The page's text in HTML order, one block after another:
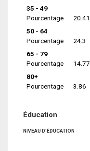
35 - 49
Pourcentage
20.41
50 - 64
Pourcentage
24.3
65 - 79
Pourcentage
14.77
80+
Pourcentage
3.86
Éducation
NIVEAU D'ÉDUCATION